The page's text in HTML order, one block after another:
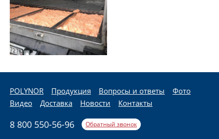
POLYNOR Продукция Вопросы и ответы
Фото
Видео
Доставка Новости Контакты
8 800 550-56-96 Обратный звонок